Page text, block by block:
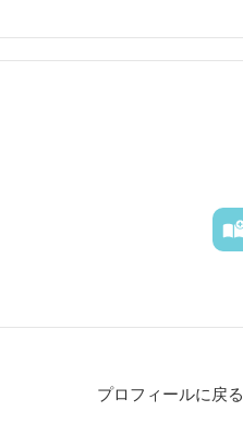
プロフィールに戻る